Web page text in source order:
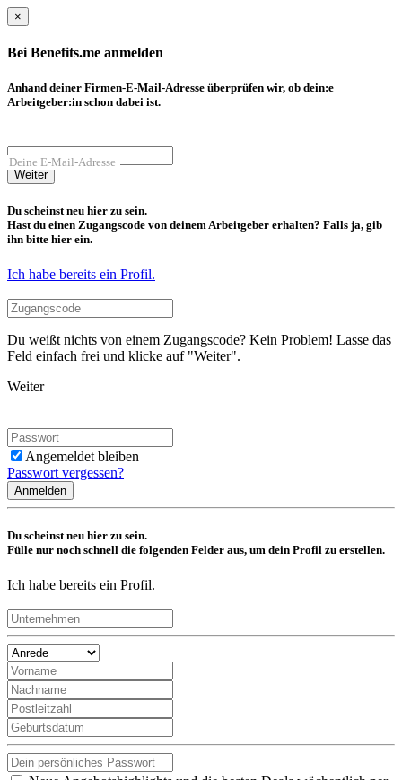
×
Bei Benefits.me anmelden
Anhand deiner Firmen-E-Mail-Adresse überprüfen wir, ob dein:e
Arbeitgeber:in schon dabei ist.
Deine E-Mail-Adresse
Weiter
Du scheinst neu hier zu sein.
Hast du einen Zugangscode von deinem Arbeitgeber erhalten? Falls ja, gib
ihn bitte hier ein.
Ich habe bereits ein Profil.
Du weißt nichts von einem Zugangscode? Kein Problem! Lasse das
Feld einfach frei und klicke auf "Weiter".
Weiter
Angemeldet bleiben
Passwort vergessen?
Anmelden
Du scheinst neu hier zu sein.
Fülle nur noch schnell die folgenden Felder aus, um dein Profil zu erstellen.
Ich habe bereits ein Profil.